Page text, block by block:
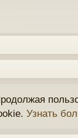
Узнать